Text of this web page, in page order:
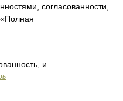
согласованности,
«Полная
и …